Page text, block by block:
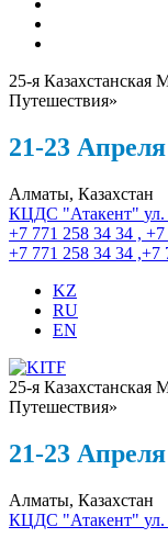
25-я Казахстанская
Путешествия»
21-23
Алматы, Казахстан
КЦДС "Атакент"
+7 771 258 34 34 ,
+7 771 258 34 34 ,+7
KZ
RU
EN
25-я Казахстанская
Путешествия»
21-23
Алматы, Казахстан
КЦДС "Атакент"